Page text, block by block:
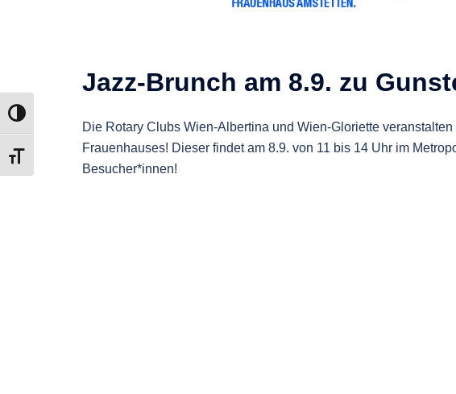
UMSCHALTEN AUF HOHE KONTRASTE
SCHRIFT VERGRÖSSERN
Jazz-Brunch am 8.9. zu
Die Rotary Clubs Wien-Albertina und Wien-Gloriette
Frauenhauses! Dieser findet am 8.9. von 11 bis 14 Uhr im
Besucher*innen!